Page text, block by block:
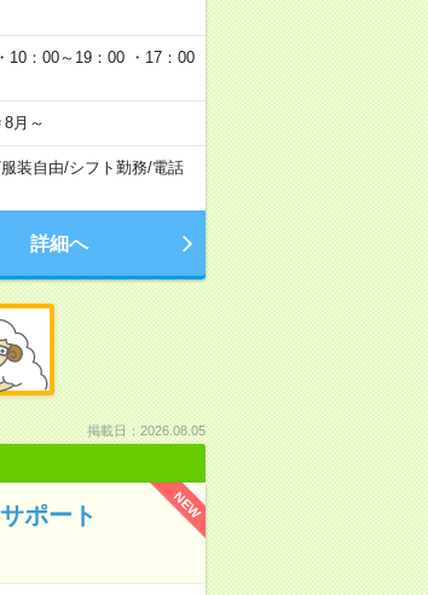
10：00～19：00 ・17：00
月～
服装自由/シフト勤務/電話
詳細へ
掲載日：2026.08.05
NEW
ポート